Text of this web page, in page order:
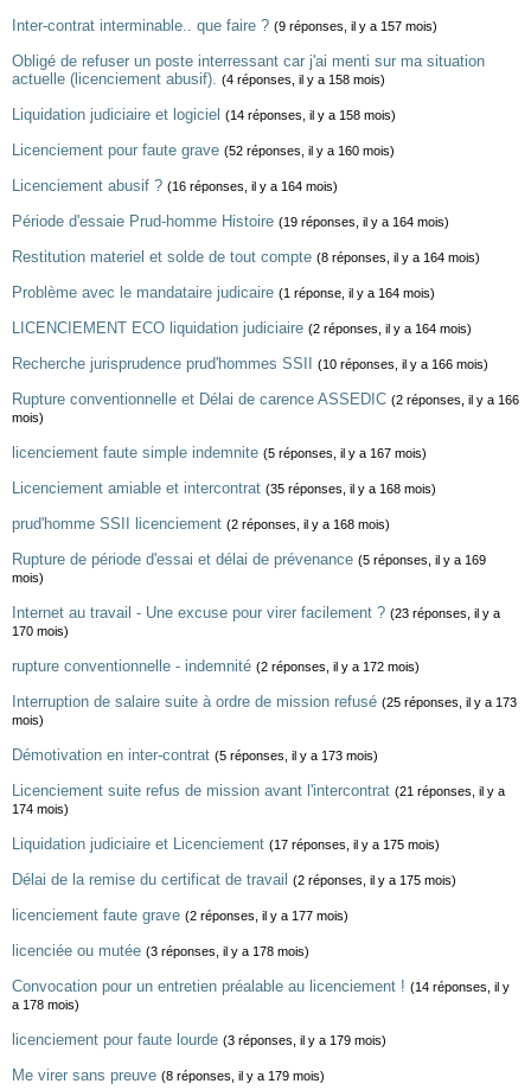
Inter-contrat interminable.. que faire ? (9 réponses, il y a 157 mois)
Obligé de refuser un poste interressant car j'ai menti sur ma situation
actuelle (licenciement abusif). (4 réponses, il y a 158 mois)
Liquidation judiciaire et logiciel (14 réponses, il y a 158 mois)
Licenciement pour faute grave (52 réponses, il y a 160 mois)
Licenciement abusif ? (16 réponses, il y a 164 mois)
Période d'essaie Prud-homme Histoire (19 réponses, il y a 164 mois)
Restitution materiel et solde de tout compte (8 réponses, il y a 164 mois)
Problème avec le mandataire judicaire (1 réponse, il y a 164 mois)
LICENCIEMENT ECO liquidation judiciaire (2 réponses, il y a 164 mois)
Recherche jurisprudence prud'hommes SSII (10 réponses, il y a 166 mois)
Rupture conventionnelle et Délai de carence ASSEDIC (2 réponses, il y a 166
mois)
licenciement faute simple indemnite (5 réponses, il y a 167 mois)
Licenciement amiable et intercontrat (35 réponses, il y a 168 mois)
prud'homme SSII licenciement (2 réponses, il y a 168 mois)
Rupture de période d'essai et délai de prévenance (5 réponses, il y a 169
mois)
Internet au travail - Une excuse pour virer facilement ? (23 réponses, il y a
170 mois)
rupture conventionnelle - indemnité (2 réponses, il y a 172 mois)
Interruption de salaire suite à ordre de mission refusé (25 réponses, il y a 173
mois)
Démotivation en inter-contrat (5 réponses, il y a 173 mois)
Licenciement suite refus de mission avant l'intercontrat (21 réponses, il y a
174 mois)
Liquidation judiciaire et Licenciement (17 réponses, il y a 175 mois)
Délai de la remise du certificat de travail (2 réponses, il y a 175 mois)
licenciement faute grave (2 réponses, il y a 177 mois)
licenciée ou mutée (3 réponses, il y a 178 mois)
Convocation pour un entretien préalable au licenciement ! (14 réponses, il y
a 178 mois)
licenciement pour faute lourde (3 réponses, il y a 179 mois)
Me virer sans preuve (8 réponses, il y a 179 mois)